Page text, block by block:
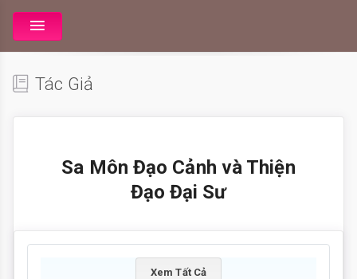
Tác Giả
Sa Môn Đạo Cảnh và Thiện
Đạo Đại Sư
Xem Tất Cả